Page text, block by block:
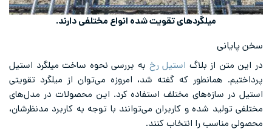
میلگردهای تقویت شده انواع مختلفی دارند.
سخن پایانی
در این متن از بلاگ استیل رخ به بررسی نحوه ساخت میلگرد استیل
پرداختیم. همانطور که گفته شد،‌ امروزه می‌توان از میلگرد تقویتی
استیل در سازه‌های مختلف استفاده کرد. این محصولات در مدل‌های
مختلفی تولید شده و کاربران می‌توانند با توجه به کاربرد مدنظرشان،
محصولی مناسب را انتخاب کنند.